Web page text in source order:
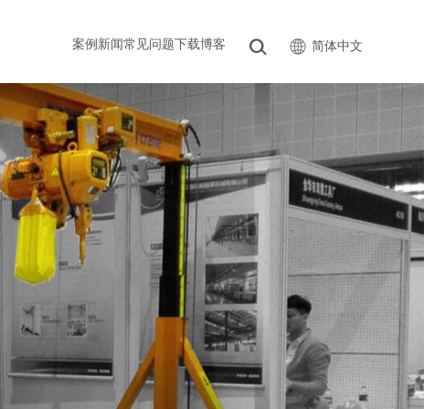
案例新闻常见问题下载博客 简体中文